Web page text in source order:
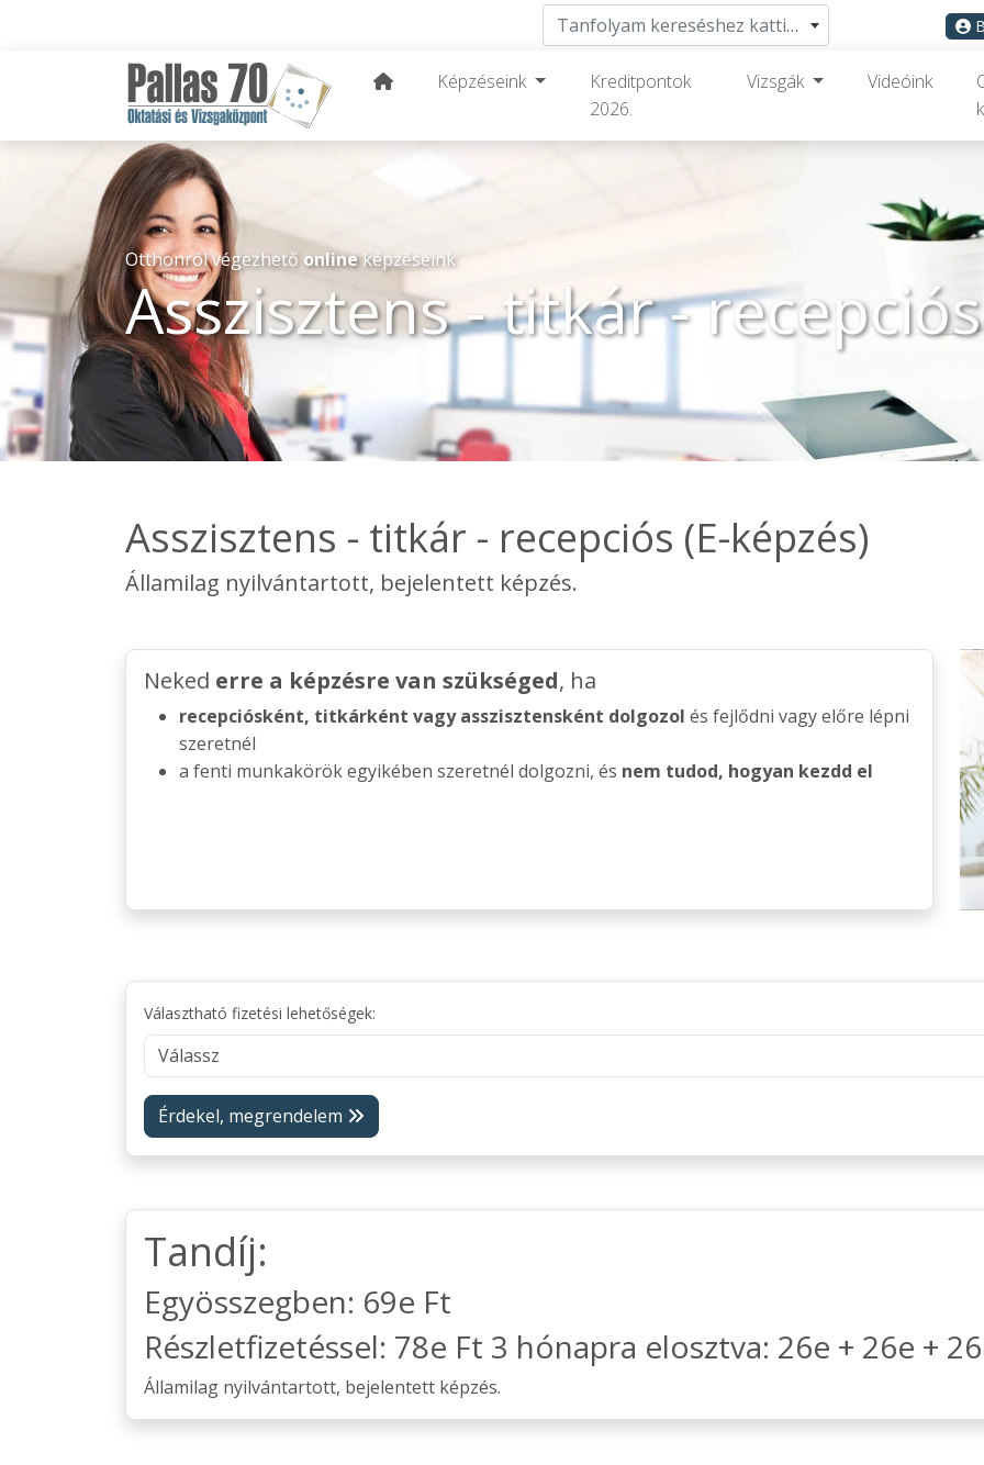
Tanfolyam kereséshez kattints ide
Képzéseink
Kreditpontok
2026.
Vizsgák Videóink
Otthonról végezhető onlineképzéseink
Asszisztens - titkár -
Asszisztens - titkár - recepciós (E-képzés)
Államilag nyilvántartott, bejelentett képzés.
Neked erre a képzésre van szükséged, ha
recepciósként, titkárként vagy asszisztensként dolgozol és fejlődni vagy előre lépni
szeretnél
a fenti munkakörök egyikében szeretnél dolgozni, és nem tudod, hogyan kezdd el
Választható fizetési lehetőségek:
Érdekel, megrendelem
Tandíj:
Egyösszegben: 69e Ft
Részletfizetéssel: 78e Ft 3 hónapra elosztva: 26e + 26e +
Államilag nyilvántartott, bejelentett képzés.